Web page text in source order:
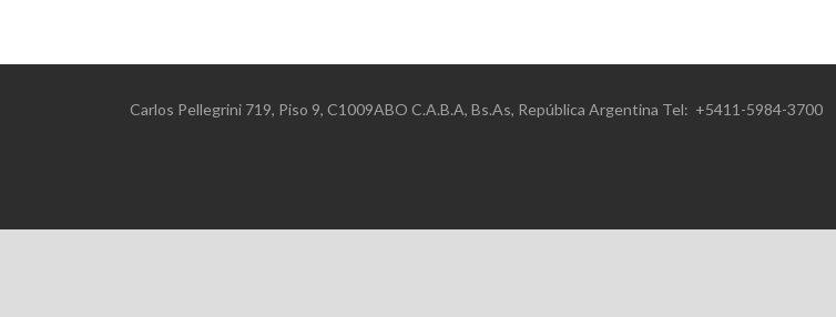
Carlos Pellegrini 719, Piso 9, C1009ABO C.A.B.A, Bs.As, República Argentina Tel: +5411-5984-3700